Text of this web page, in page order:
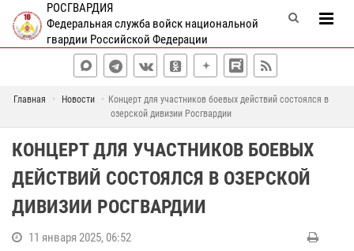
РОСГВАРДИЯ
Федеральная служба войск национальной
гвардии Российской Федерации
Главная Новости
Концерт для участников боевых действий состоялся в
озерской дивизии Росгвардии
КОНЦЕРТ ДЛЯ УЧАСТНИКОВ БОЕВЫХ
ДЕЙСТВИЙ СОСТОЯЛСЯ В ОЗЕРСКОЙ
ДИВИЗИИ РОСГВАРДИИ
11 января 2025, 06:52